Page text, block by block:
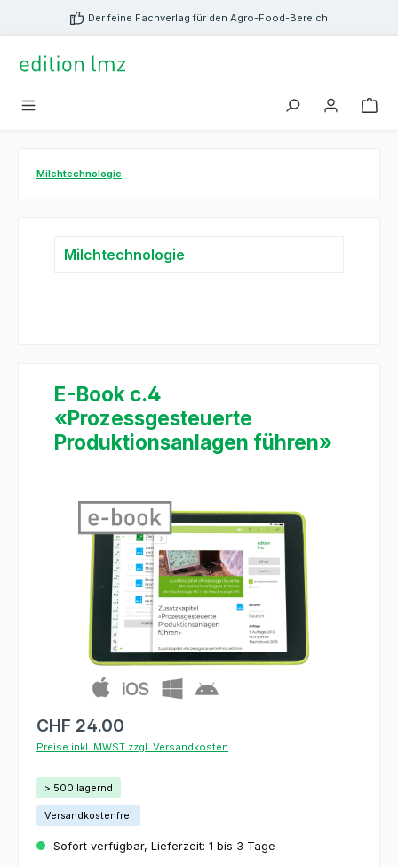
springen Der feine Fachverlag für den Agro-Food-Bereich
Milchtechnologie
Milchtechnologie
E-Book c.4
«Prozessgesteuerte
Produktionsanlagen führen»
Bildergalerie überspringen
CHF 24.00
Preise inkl. MWST zzgl. Versandkosten
> 500 lagernd
Versandkostenfrei
Sofort verfügbar, Lieferzeit: 1 bis 3 Tage